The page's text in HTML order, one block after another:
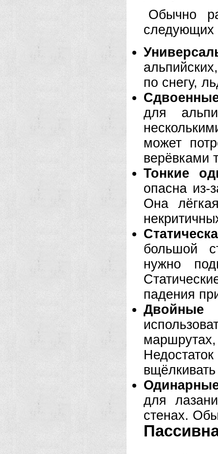
Обычно
следующих
по снегу,
для
может
верёвками
Тонкие
опасна из-
Она
большой
нужно
падения
Двойные
для
стенах.